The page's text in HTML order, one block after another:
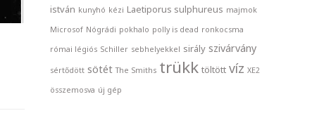
istván kunyhó kézi Laetiporus sulphureus majmok
Microsof Nógrádi pokhalo polly is dead ronkocsma
római légiós Schiller sebhelyekkel sirály szivárvány
sértődött sötét The Smiths trükk töltött víz XE2
összemosva új gép